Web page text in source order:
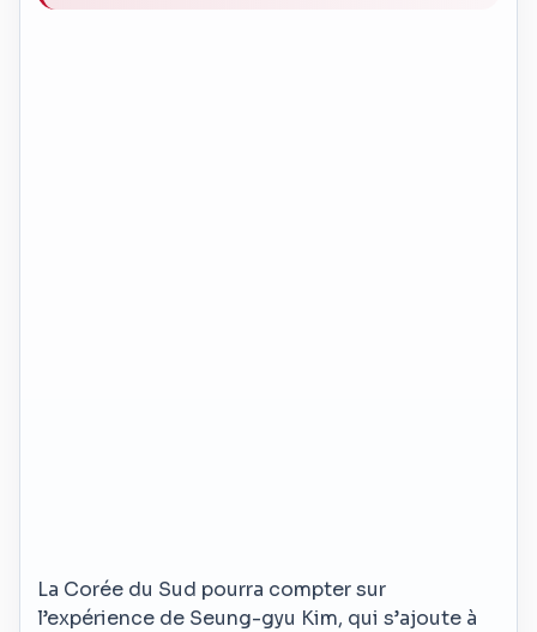
La Corée du Sud pourra compter sur
l’expérience de Seung-gyu Kim, qui s’ajoute à